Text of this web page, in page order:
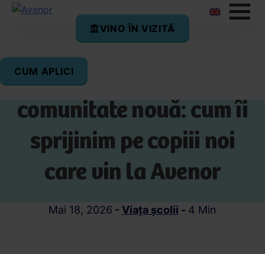
Primii pași într-o
comunitate nouă: cum îi
sprijinim pe copiii noi
care vin la Avenor
Mai 18, 2026 - Viața școlii - 4 Min
VINO ÎN VIZITĂ
CUM APLICI